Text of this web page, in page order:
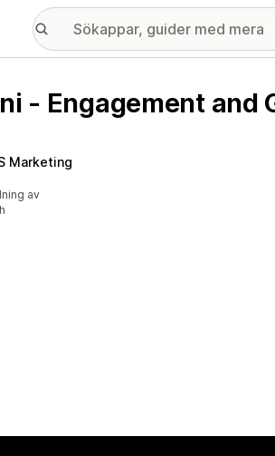
- Engagement and
Marketing
av